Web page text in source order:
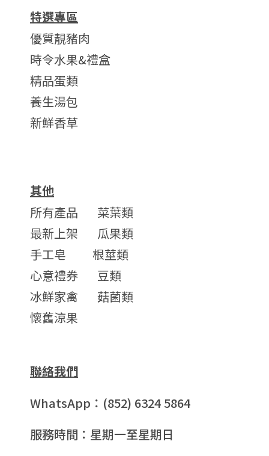
特選專區
優質靚豬肉
時令水果&禮盒
精品蛋類
養生湯包
新鮮香草
其他
所有產品
菜葉類
最新上架
瓜果類
手工皂
根莖類
心意禮券
豆類
冰鮮家禽
菇菌類
懷舊涼果
聯絡我們
WhatsApp：(852) 6324 5864
服務時間：星期一至星期日